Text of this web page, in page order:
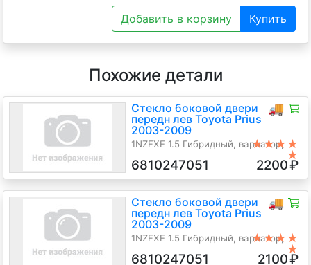
Добавить в корзину Купить
Похожие детали
🚚
Стекло боковой двери
передн лев Toyota Prius
2003-2009
1NZFXE 1.5 Гибридный, вариатор,
★★★★
★
6810247051 2200₽
🚚
Стекло боковой двери
передн лев Toyota Prius
2003-2009
1NZFXE 1.5 Гибридный, вариатор,
★★★★
★
6810247051 2100₽